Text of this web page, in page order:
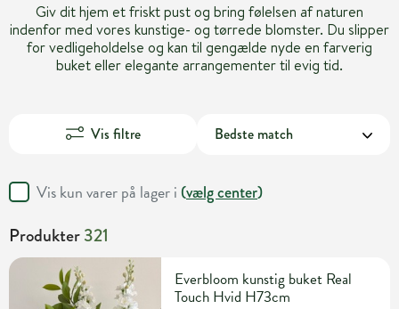
Giv dit hjem et friskt pust og bring følelsen af naturen
indenfor med vores kunstige- og tørrede blomster. Du slipper
for vedligeholdelse og kan til gengælde nyde en farverig
buket eller elegante arrangementer til evig tid.
Vis filtre
Vis kun varer på lager i (vælg center)
Produkter321
Everbloom kunstig buket Real
Touch Hvid H73cm